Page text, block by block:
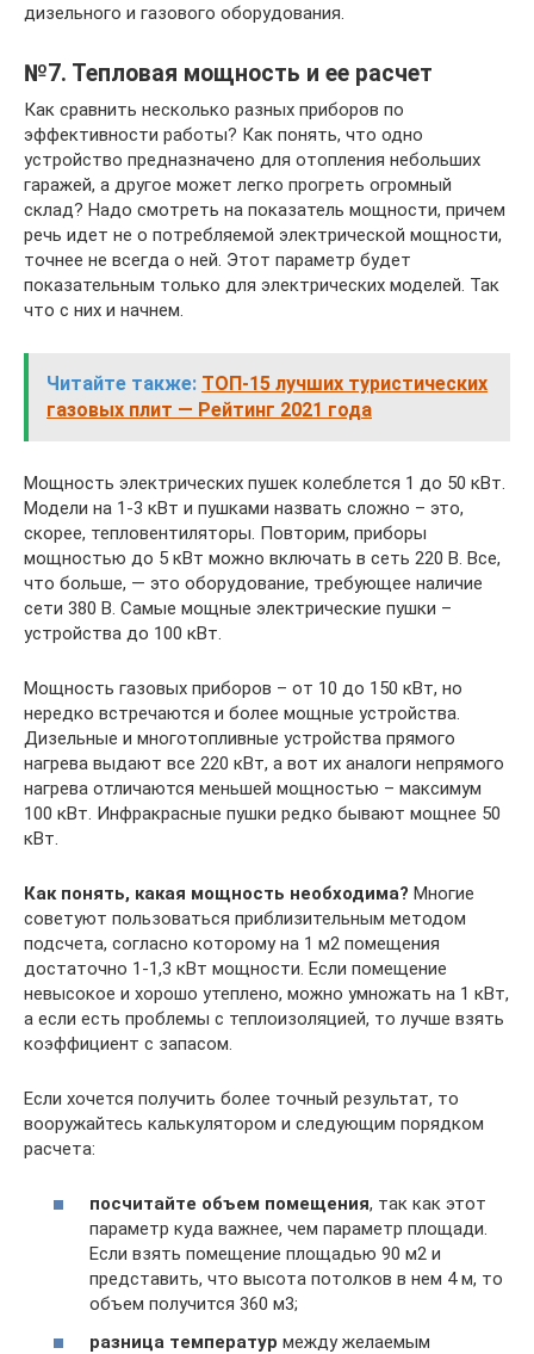
дизельного и газового оборудования.
№7. Тепловая мощность и ее расчет
Как сравнить несколько разных приборов по
эффективности работы? Как понять, что одно
устройство предназначено для отопления небольших
гаражей, а другое может легко прогреть огромный
склад? Надо смотреть на показатель мощности, причем
речь идет не о потребляемой электрической мощности,
точнее не всегда о ней. Этот параметр будет
показательным только для электрических моделей. Так
что с них и начнем.
Читайте также: ТОП-15 лучших туристических
газовых плит — Рейтинг 2021 года
Мощность электрических пушек колеблется 1 до 50 кВт.
Модели на 1-3 кВт и пушками назвать сложно – это,
скорее, тепловентиляторы. Повторим, приборы
мощностью до 5 кВт можно включать в сеть 220 В. Все,
что больше, — это оборудование, требующее наличие
сети 380 В. Самые мощные электрические пушки –
устройства до 100 кВт.
Мощность газовых приборов – от 10 до 150 кВт, но
нередко встречаются и более мощные устройства.
Дизельные и многотопливные устройства прямого
нагрева выдают все 220 кВт, а вот их аналоги непрямого
нагрева отличаются меньшей мощностью – максимум
100 кВт. Инфракрасные пушки редко бывают мощнее 50
кВт.
Как понять, какая мощность необходима? Многие
советуют пользоваться приблизительным методом
подсчета, согласно которому на 1 м2 помещения
достаточно 1-1,3 кВт мощности. Если помещение
невысокое и хорошо утеплено, можно умножать на 1 кВт,
а если есть проблемы с теплоизоляцией, то лучше взять
коэффициент с запасом.
Если хочется получить более точный результат, то
вооружайтесь калькулятором и следующим порядком
расчета:
посчитайте объем помещения, так как этот
параметр куда важнее, чем параметр площади.
Если взять помещение площадью 90 м2 и
представить, что высота потолков в нем 4 м, то
объем получится 360 м3;
разница температур между желаемым